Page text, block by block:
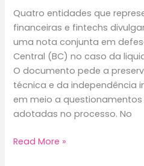
Quatro entidades que
financeiras e fintechs
uma nota conjunta em
Central (BC) no caso da
O documento pede a
técnica e da independência
em meio a
adotadas no processo. No
Entidades
Read More »